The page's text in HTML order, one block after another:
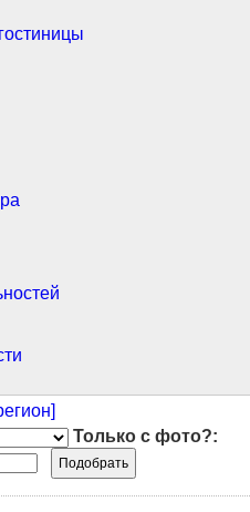
Только с фото?: